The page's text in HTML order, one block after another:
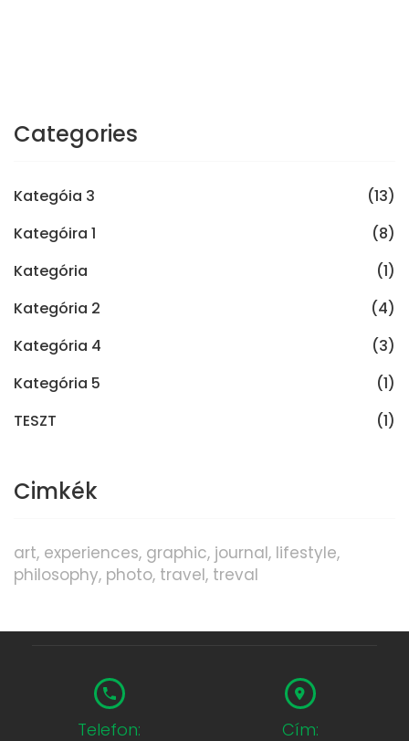
Categories
Kategóia 3
(13)
Kategóira 1
(8)
Kategória
(1)
Kategória 2
(4)
Kategória 4
(3)
Kategória 5
(1)
TESZT
(1)
Cimkék
art experiences graphic journal lifestyle
philosophy photo travel treval
Telefon: Cím: